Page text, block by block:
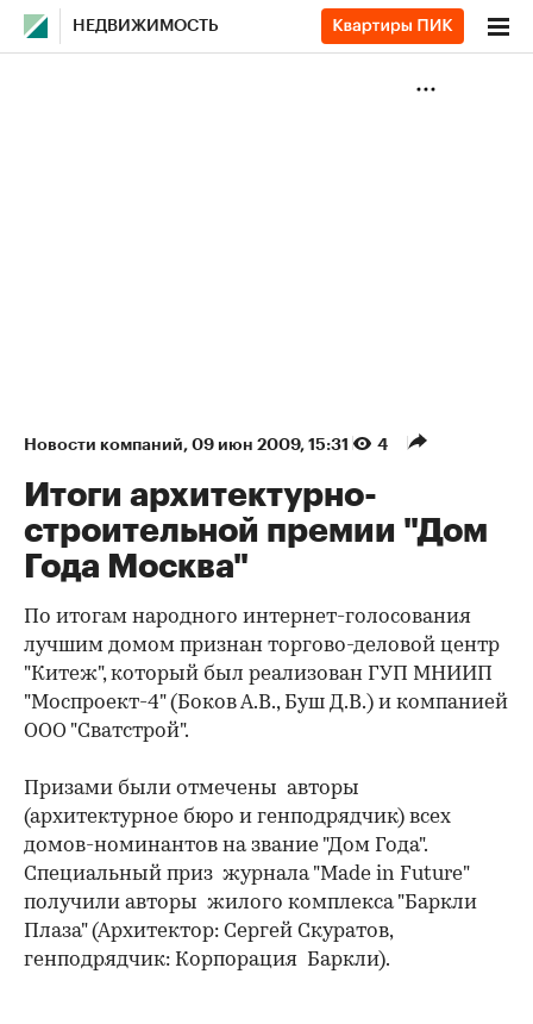
НЕДВИЖИМОСТЬ
Новости компаний⁠, 09 июн 2009, 15:31 4
Итоги архитектурно-
строительной премии "Дом
Года Москва"
По итогам народного интернет-голосования
лучшим домом признан торгово-деловой центр
"Китеж", который был реализован ГУП МНИИП
"Моспроект-4" (Боков А.В., Буш Д.В.) и компанией
ООО "Сватстрой".
Призами были отмечены авторы
(архитектурное бюро и генподрядчик) всех
домов-номинантов на звание "Дом Года".
Специальный приз журнала "Made in Future"
получили авторы жилого комплекса "Баркли
Плаза" (Архитектор: Сергей Скуратов,
генподрядчик: Корпорация Баркли).